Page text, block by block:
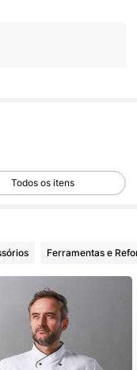
Todos os itens
Ferramentas e